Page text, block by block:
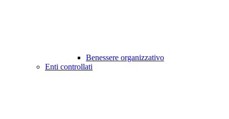
Benessere organizzativo
Enti controllati